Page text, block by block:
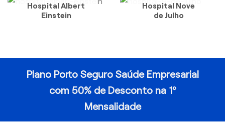
Hospital Albert
Einstein
Hospital Nove
de Julho
Plano Porto Seguro Saúde Empresarial
com 50% de Desconto na 1º
Mensalidade